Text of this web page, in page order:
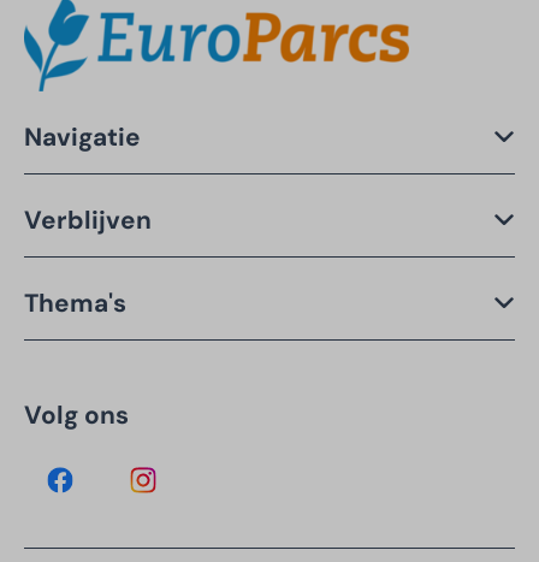
Navigatie
Verblijven
Thema's
Volg ons